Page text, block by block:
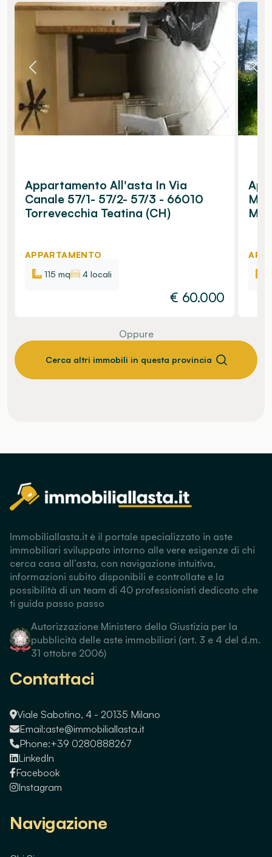
Appartamento All'asta In Via
Canale 57/1- 57/2- 57/3 - 66010
Torrevecchia Teatina (CH)
APPARTAMENTO
115 mq
4 locali
€ 60.000
Oppure
Cerca altri immobili in questa provincia
Immobiliallasta.it è il portale specializzato in aste
immobiliari sviluppato intorno alle vere esigenze di chi
cerca casa all’asta, con navigazione intuitiva,
informazioni subito disponibili e controllate e la
possibilità di un team di 40 professionisti dedicato che
ti guida passo passo
Autorizzazione Ministero della Giustizia per la
pubblicità delle aste immobiliari (art. 3 e 4 del d.m.
31 ottobre 2006)
Contattaci
Viale Sabotino, 4 - 20135 Milano
Email:aste@immobiliallasta.it
Phone:+39 0280888267
LinkedIn
Facebook
Instagram
Navigazione